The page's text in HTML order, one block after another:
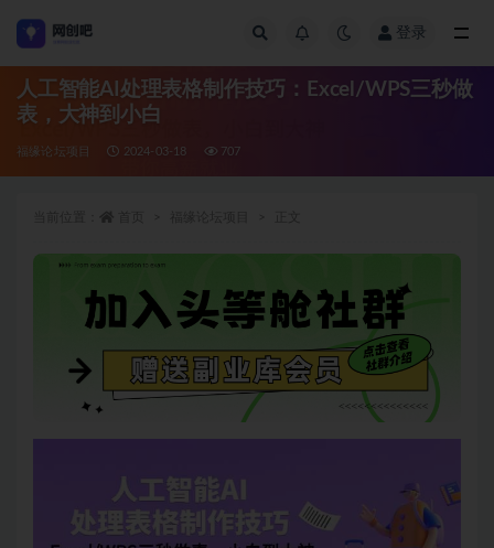
登录
人工智能AI处理表格制作技巧：Excel/WPS三秒做
表，大神到小白
福缘论坛项目 2024-03-18 707